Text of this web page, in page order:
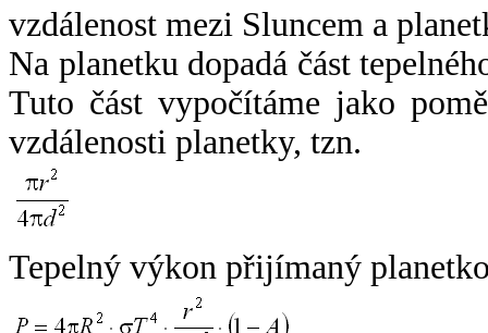
vzdálenost mezi Sluncem a
Na planetku dopadá část
Tuto část vypočítáme jako
vzdálenosti planetky, tzn.
Tepelný výkon přijímaný